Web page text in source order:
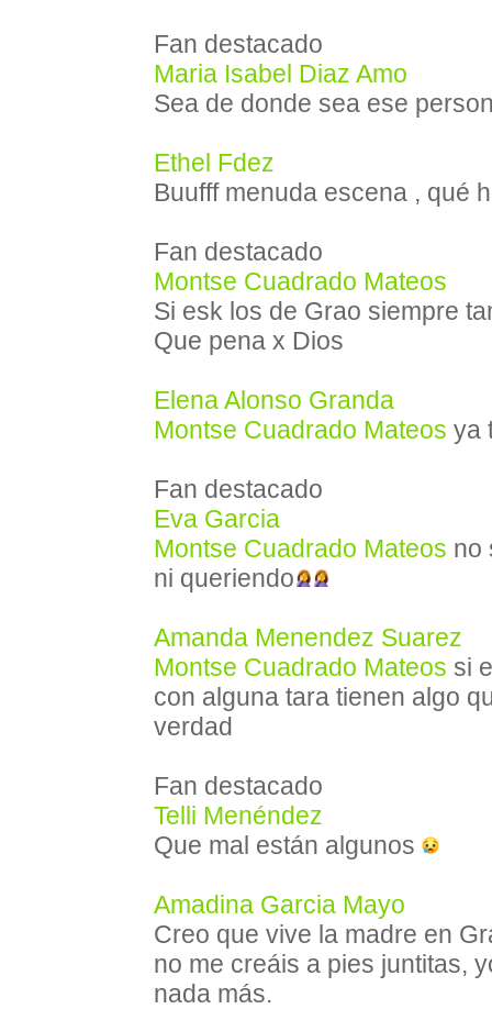
Fan destacado
Maria Isabel Diaz Amo
Sea de donde sea ese
Ethel Fdez
Buufff menuda escena , qué
Fan destacado
Montse Cuadrado Mateos
Si esk los de Grao siempre
Que pena x Dios
Elena Alonso Granda
Montse Cuadrado Mateos ya
Fan destacado
Eva Garcia
Montse Cuadrado Mateos no
ni queriendo
Amanda Menendez Suarez
Montse Cuadrado Mateos si
con alguna tara tienen algo
verdad
Fan destacado
Telli Menéndez
Que mal están algunos
Amadina Garcia Mayo
Creo que vive la madre en
no me creáis a pies juntitas,
nada más.